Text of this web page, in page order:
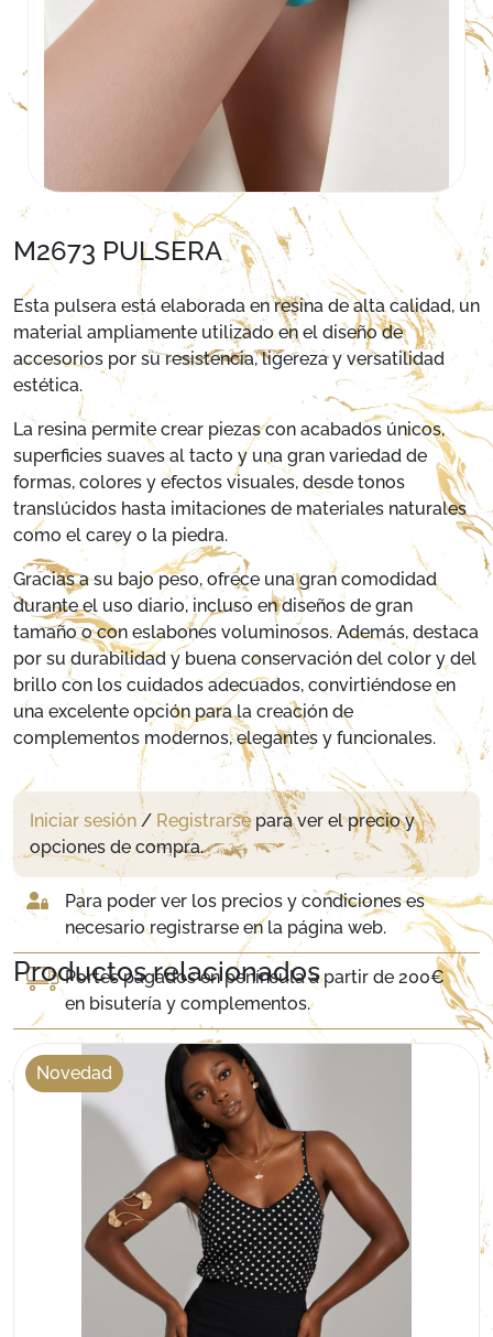
M2673 PULSERA
Esta pulsera está elaborada en resina de alta calidad, un
material ampliamente utilizado en el diseño de
accesorios por su resistencia, ligereza y versatilidad
estética.
La resina permite crear piezas con acabados únicos,
superficies suaves al tacto y una gran variedad de
formas, colores y efectos visuales, desde tonos
translúcidos hasta imitaciones de materiales naturales
como el carey o la piedra.
Gracias a su bajo peso, ofrece una gran comodidad
durante el uso diario, incluso en diseños de gran
tamaño o con eslabones voluminosos. Además, destaca
por su durabilidad y buena conservación del color y del
brillo con los cuidados adecuados, convirtiéndose en
una excelente opción para la creación de
complementos modernos, elegantes y funcionales.
Iniciar sesión / Registrarsepara ver el precio y
opciones de compra.
Para poder ver los precios y condiciones es
necesario registrarse en la página web.
Portes pagados en península a partir de 200€
en bisutería y complementos.
Venta Exclusiva al Por Mayor
Productos relacionados
Novedad